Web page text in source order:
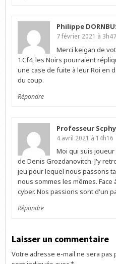
Philippe
7 février 2021 à 3h47
Merci keigan de
1.Cf4, les Noirs pourraient
une case de fuite à leur Roi en
du coup.
Répondre
Professeur Scphy
4 avril 2021 à 14h16
Moi qui suis joueur
de Denis Grozdanovitch. J'y
jeu pour lequel nous passons
nous sommes les mêmes.
cyber. Nos passions sont d'un
Répondre
Laisser un commentaire
Votre adresse e-mail ne sera pas